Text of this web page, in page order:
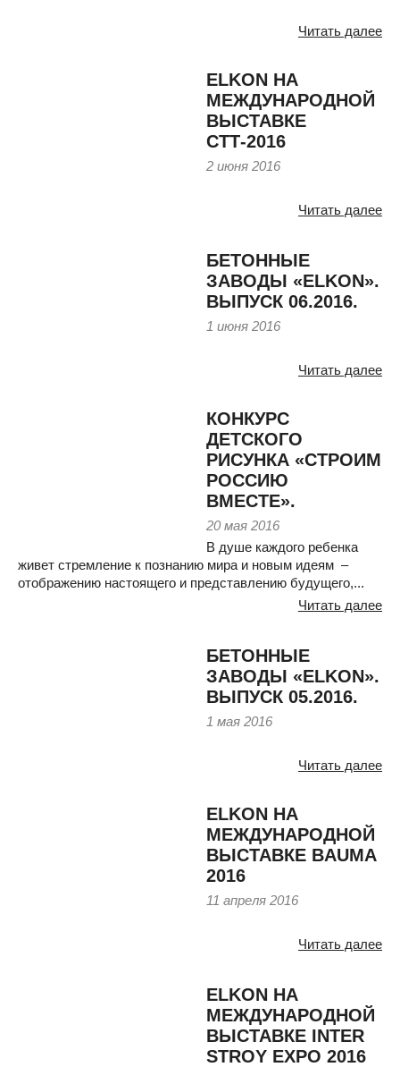
Читать далее
ELKON НА
МЕЖДУНАРОДНОЙ
ВЫСТАВКЕ
СТТ-2016
2 июня 2016
Читать далее
БЕТОННЫЕ
ЗАВОДЫ «ELKON».
ВЫПУСК 06.2016.
1 июня 2016
Читать далее
КОНКУРС
ДЕТСКОГО
РИСУНКА «СТРОИМ
РОССИЮ
ВМЕСТЕ».
20 мая 2016
В душе каждого ребенка
живет стремление к познанию мира и новым идеям –
отображению настоящего и представлению будущего,...
Читать далее
БЕТОННЫЕ
ЗАВОДЫ «ELKON».
ВЫПУСК 05.2016.
1 мая 2016
Читать далее
ELKON НА
МЕЖДУНАРОДНОЙ
ВЫСТАВКЕ BAUMA
2016
11 апреля 2016
Читать далее
ELKON НА
МЕЖДУНАРОДНОЙ
ВЫСТАВКЕ INTER
STROY EXPO 2016